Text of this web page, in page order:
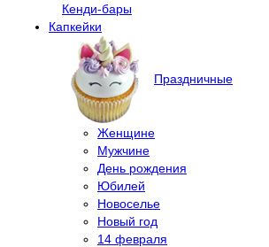
Кенди-бары
Капкейки
Праздничные
Женщине
Мужчине
День рождения
Юбилей
Новоселье
Новый год
14 февраля